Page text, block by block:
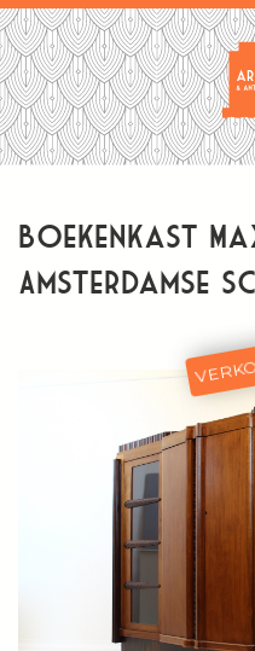
Boekenkast
Amsterdamse